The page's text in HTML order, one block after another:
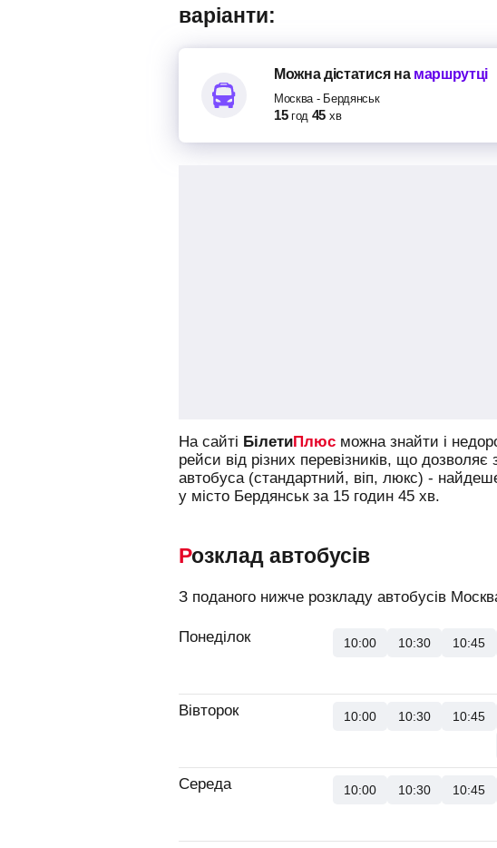
варіанти:
Можна дістатисяна маршрутці
Москва- Бердянськ
15 год 45 хв
На сайті БілетиПлюс можна знайти і
рейси від різних перевізників, що
автобуса (стандартний, віп, люкс) -
у місто Бердянськ за 15 годин 45 хв.
Розклад автобусів
З поданого нижче розкладу автобусів
Понеділок 10:00 10:30 10:45
Вівторок 10:00 10:30 10:45
Середа 10:00 10:30 10:45